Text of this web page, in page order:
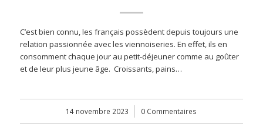
C’est bien connu, les français possèdent depuis toujours une
relation passionnée avec les viennoiseries. En effet, ils en
consomment chaque jour au petit-déjeuner comme au goûter
et de leur plus jeune âge. Croissants, pains…
14 novembre 2023
/ 0 Commentaires